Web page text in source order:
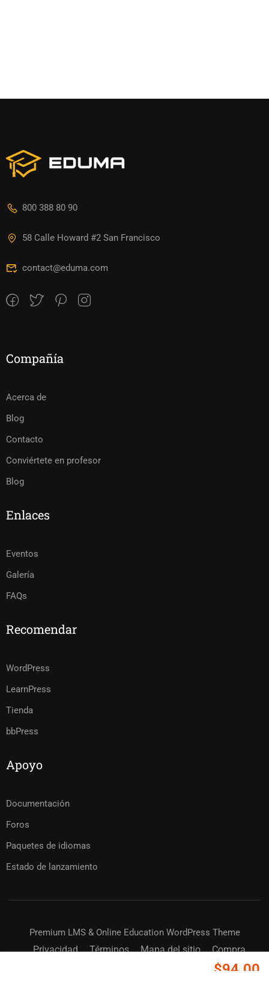
$94.00
800 388 80 90
58 Calle Howard #2 San Francisco
contact@eduma.com
Compañía
Acerca de
Blog
Contacto
Conviértete en profesor
Blog
Enlaces
Eventos
Galería
FAQs
Recomendar
WordPress
LearnPress
Tienda
bbPress
Apoyo
Documentación
Foros
Paquetes de idiomas
Estado de lanzamiento
Premium LMS & Online Education WordPress Theme
Privacidad Términos Mapa del sitio Compra